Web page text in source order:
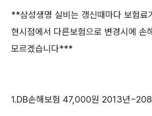
**삼성생명 실비는 갱신때마다 보험료
현시점에서 다른보험으로 변경시에 손
모르겠습니다***
1.DB손해보험 47,000원 2013년